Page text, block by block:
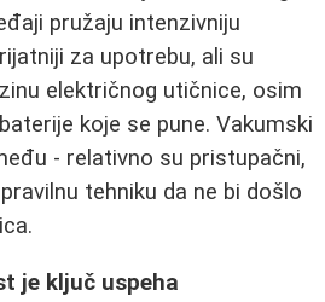
pružaju intenzivniju
za upotrebu, ali su
električnog utičnice, osim
koje se pune. Vakumski
- relativno su pristupačni,
tehniku da ne bi došlo
je ključ uspeha